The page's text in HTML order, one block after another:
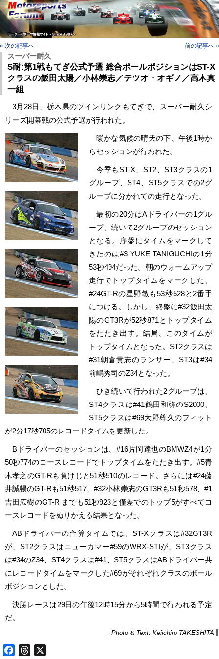
« 次の記事へ 前の記事へ »
スーパー耐久
S耐:第1戦もてぎ公式予選 総合ポールポジションはST-X
クラスの飯田太陽／小林崇志／テツオ・オギノ／高木真
一組
3月28日、栃木県のツインリンクもてぎで、スーパー耐久シ
リーズ開幕戦の公式予選が行われた。
暖かな気候の晴天の下、午後1時か
らセッションが行われた。
今季もST-X、ST2、ST3クラスの1
グループ、ST4、ST5クラスでの2グ
ループに分かれての走行となった。
最初の20分はAドライバーの1グル
ープ、続いて2グループのセッション
となる。序盤にタイムをマークして
きたのは#3 YUKE TANIGUCHIの1分
53秒494だった。朝のウォームアップ
走行でトップタイムをマークした、
#24GT-Rの星野敏も53秒528と2番手
につける。しかし、終盤に#32飯田太
陽のGT3Rが52秒871とトップタイム
をたたき出す。結局、このタイムが
トップタイムとなった。ST2クラスは
#31朝倉貴志のランサー、ST3は#34
前嶋秀司のZ34となった。
ひき続いて行われた2グループは、
ST4クラスは#41鶴田和弥のS2000、
ST5クラスは#69大野尊久のフィット
が2分17秒705のレコードタイムを更新した。
Bドライバーのセッションは、#16片岡達也のBMWZ4が1分
50秒774のコースレコードでトップタイムをたたき出す。#5青
木孝之のGT-Rも負けじと51秒510のレコード。さらには#24藤
井誠暢のGT-Rも51秒517、#32小林崇志のGT3Rも51秒578、#1
吉田広樹のGT-R までも51秒923と僅差でのトップ5がすべてコ
ースレコードをぬりかえる結果となった。
ABドライバーの合算タイムでは、ST-Xクラスは#32GT3R
が、ST2クラスはニューカマー#59のWRX-STIが、ST3クラス
は#34のZ34、ST4クラスは#41、ST5クラスはABドライバー共
にレコードタイムをマークした#69がそれぞれクラスのポール
ポジションとした。
決勝レースは29日の午後12時15分から5時間で行われる予定
だ。
Photo & Text: Keiichiro TAKESHITA
FacebookThreads